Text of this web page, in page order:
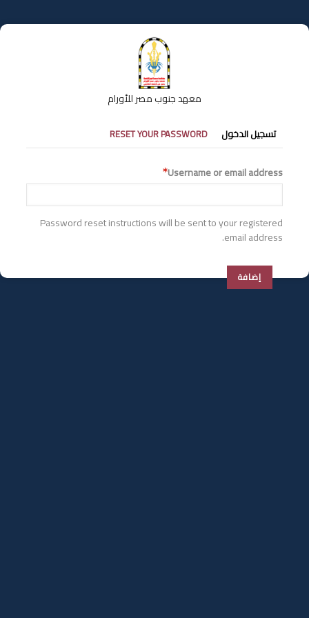
إلى
المحتوى
معهد جنوب مصر للأورام
التبويبات
الأساسية
تسجيل الدخول RESET YOUR PASSWORD
Username or email address
Password reset instructions will be sent to your registered
email address.